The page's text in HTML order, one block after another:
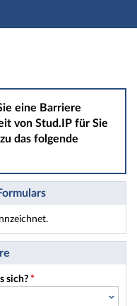
eine Barriere
von Stud.IP für Sie
das folgende
sich? *